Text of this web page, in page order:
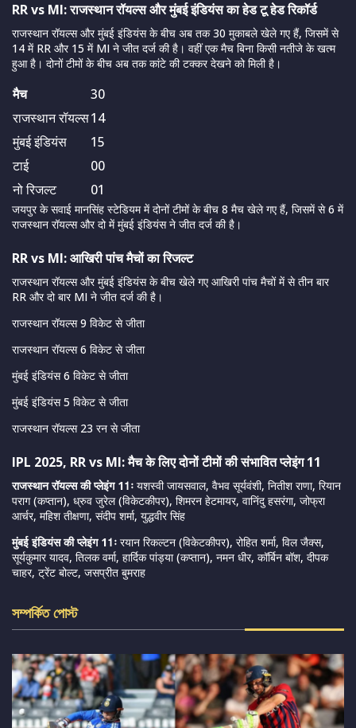
RR vs MI: राजस्थान रॉयल्स और मुंबई इंडियंस का हेड टू हेड रिकॉर्ड
राजस्थान रॉयल्स और मुंबई इंडियंस के बीच अब तक 30 मुकाबले खेले गए हैं, जिसमें से
14 में RR और 15 में MI ने जीत दर्ज की है। वहीं एक मैच बिना किसी नतीजे के खत्म
हुआ है। दोनों टीमों के बीच अब तक कांटे की टक्कर देखने को मिली है।
मैच
30
राजस्थान रॉयल्स14
मुंबई इंडियंस
15
टाई
00
नो रिजल्ट
01
जयपुर के सवाई मानसिंह स्टेडियम में दोनों टीमों के बीच 8 मैच खेले गए हैं, जिसमें से 6 में
राजस्थान रॉयल्स और दो में मुंबई इंडियंस ने जीत दर्ज की है।
RR vs MI: आखिरी पांच मैचों का रिजल्ट
राजस्थान रॉयल्स और मुंबई इंडियंस के बीच खेले गए आखिरी पांच मैचों में से तीन बार
RR और दो बार MI ने जीत दर्ज की है।
राजस्थान रॉयल्स 9 विकेट से जीता
राजस्थान रॉयल्स 6 विकेट से जीता
मुंबई इंडियंस 6 विकेट से जीता
मुंबई इंडियंस 5 विकेट से जीता
राजस्थान रॉयल्स 23 रन से जीता
IPL 2025, RR vs MI: मैच के लिए दोनों टीमों की संभावित प्लेइंग 11
राजस्थान रॉयल्स की प्लेइंग 11ः यशस्वी जायसवाल, वैभव सूर्यवंशी, नितीश राणा, रियान
पराग (कप्तान), ध्रुव जुरेल (विकेटकीपर), शिमरन हेटमायर, वानिंदु हसरंगा, जोफ्रा
आर्चर, महिश तीक्षणा, संदीप शर्मा, युद्धवीर सिंह
मुंबई इंडियंस की प्लेइंग 11ः रयान रिकल्टन (विकेटकीपर), रोहित शर्मा, विल जैक्स,
सूर्यकुमार यादव, तिलक वर्मा, हार्दिक पांड्या (कप्तान), नमन धीर, कॉर्बिन बॉश, दीपक
चाहर, ट्रेंट बोल्ट, जसप्रीत बुमराह
সম্পর্কিত পোস্ট